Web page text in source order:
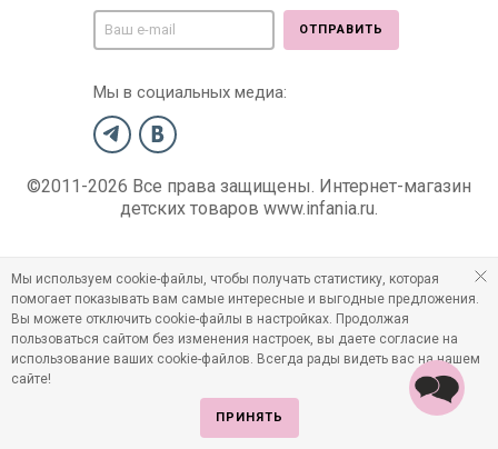
ОТПРАВИТЬ
Мы в социальных медиа:
©2011-2026 Все права защищены. Интернет-магазин
детских товаров www.infania.ru.
Мы используем cookie-файлы, чтобы получать статистику, которая
помогает показывать вам самые интересные и выгодные предложения.
Вы можете отключить cookie-файлы в настройках. Продолжая
пользоваться сайтом без изменения настроек, вы даете согласие на
использование ваших cookie-файлов. Всегда рады видеть вас на нашем
сайте!
ПРИНЯТЬ